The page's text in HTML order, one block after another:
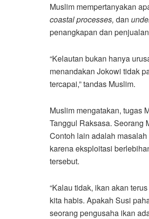
Muslim mempertanyakan
coastal processes, dan
penangkapan dan
“Kelautan bukan hanya
menandakan Jokowi tidak
tercapai,” tandas Muslim.
Muslim mengatakan, tugas
Tanggul Raksasa. Seorang
Contoh lain adalah
karena eksploitasi
tersebut.
“Kalau tidak, ikan akan
kita habis. Apakah Susi
seorang pengusaha ikan